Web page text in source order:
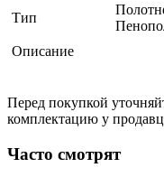
Тип
Описание
Перед покупкой
комплектацию у
Часто смотрят